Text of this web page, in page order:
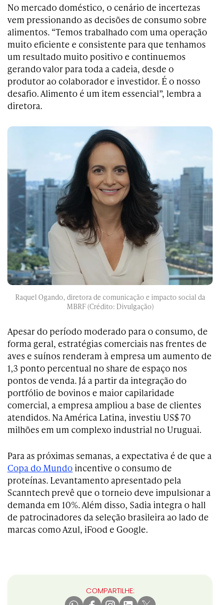
No mercado doméstico, o cenário de incertezas
vem pressionando as decisões de consumo sobre
alimentos. “Temos trabalhado com uma operação
muito eficiente e consistente para que tenhamos
um resultado muito positivo e continuemos
gerando valor para toda a cadeia, desde o
produtor ao colaborador e investidor. É o nosso
desafio. Alimento é um item essencial”, lembra a
diretora.
Raquel Ogando, diretora de comunicação e impacto social da
MBRF (Crédito: Divulgação)
Apesar do período moderado para o consumo, de
forma geral, estratégias comerciais nas frentes de
aves e suínos renderam à empresa um aumento de
1,3 ponto percentual no share de espaço nos
pontos de venda. Já a partir da integração do
portfólio de bovinos e maior capilaridade
comercial, a empresa ampliou a base de clientes
atendidos. Na América Latina, investiu US$ 70
milhões em um complexo industrial no Uruguai.
Para as próximas semanas, a expectativa é de que a
Copa do Mundo incentive o consumo de
proteínas. Levantamento apresentado pela
Scanntech prevê que o torneio deve impulsionar a
demanda em 10%. Além disso, Sadia integra o hall
de patrocinadores da seleção brasileira ao lado de
marcas como Azul, iFood e Google.
COMPARTILHE: